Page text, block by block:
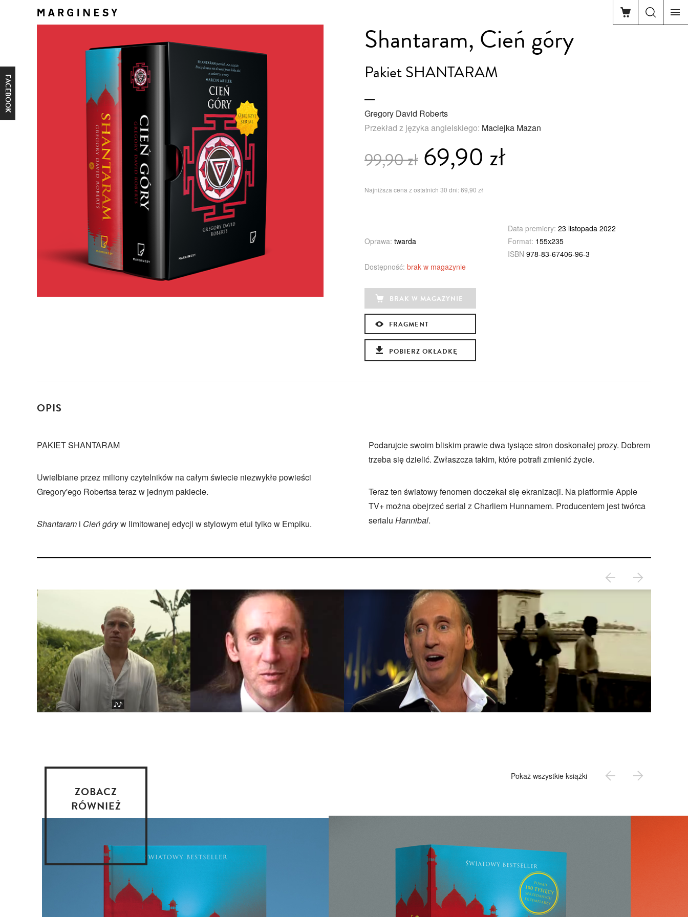
FACEBOOK
Shantaram, Cień góry
Pakiet SHANTARAM
Gregory David Roberts
Przekład z języka angielskiego: Maciejka Mazan
99,90 zł69,90 zł
Najniższa cena z ostatnich 30 dni: 69,90 zł
Data premiery: 23 listopada 2022
Oprawa: twarda Format: 155x235
ISBN 978-83-67406-96-3
Dostępność: brak w magazynie
BRAK W MAGAZYNIE
FRAGMENT
POBIERZ OKŁADKĘ
OPIS
PAKIET SHANTARAM
Uwielbiane przez miliony czytelników na całym świecie niezwykłe powieści
Gregory'ego Robertsa teraz w jednym pakiecie.
Shantaram i Cień góryw limitowanej edycji w stylowym etui tylko w Empiku.
Podarujcie swoim bliskim prawie dwa tysiące stron doskonałej prozy. Dobrem
trzeba się dzielić. Zwłaszcza takim, które potrafi zmienić życie.
Teraz ten światowy fenomen doczekał się ekranizacji. Na platformie Apple
TV+ można obejrzeć serial z Charliem Hunnamem. Producentem jest twórca
serialu Hannibal.
ZOBACZ
RÓWNIEŻ
Pokaż wszystkie książki